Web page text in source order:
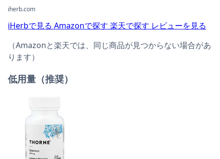
iherb.com
iHerbで見る Amazonで探す 楽天で探す レビューを見る
（Amazonと楽天では、同じ商品が見つからない場合があ
ります）
低用量（推奨）